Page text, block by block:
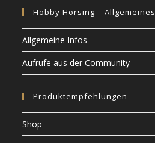
Hobby Horsing – Allgemeines
Allgemeine Infos
Aufrufe aus der Community
Produktempfehlungen
Shop